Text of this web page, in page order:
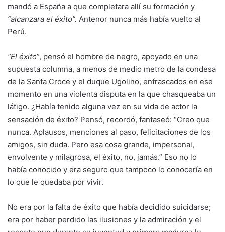
mandó a España a que completara allí su formación y
“alcanzara el éxito”. Antenor nunca más había vuelto al
Perú.
“El éxito”, pensó el hombre de negro, apoyado en una
supuesta columna, a menos de medio metro de la condesa
de la Santa Croce y el duque Ugolino, enfrascados en ese
momento en una violenta disputa en la que chasqueaba un
látigo. ¿Había tenido alguna vez en su vida de actor la
sensación de éxito? Pensó, recordó, fantaseó: “Creo que
nunca. Aplausos, menciones al paso, felicitaciones de los
amigos, sin duda. Pero esa cosa grande, impersonal,
envolvente y milagrosa, el éxito, no, jamás.” Eso no lo
había conocido y era seguro que tampoco lo conocería en
lo que le quedaba por vivir.
No era por la falta de éxito que había decidido suicidarse;
era por haber perdido las ilusiones y la admiración y el